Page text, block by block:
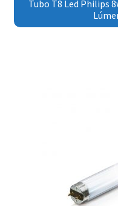
Tubo T8 Led Philips